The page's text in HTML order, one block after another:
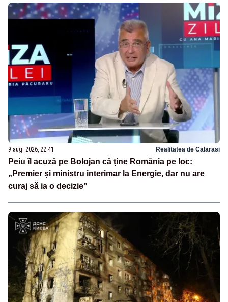
9 aug. 2026, 22:41 Realitatea de Calarasi
Peiu îl acuză pe Bolojan că ține România pe loc:
„Premier și ministru interimar la Energie, dar nu are
curaj să ia o decizie”